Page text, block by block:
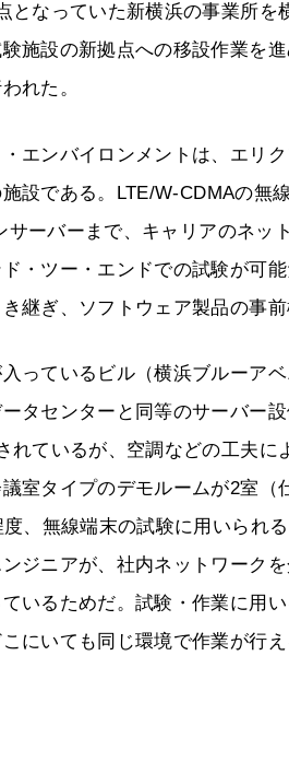
となっていた新横浜の事業所を
施設の新拠点への移設作業を
れた。
エンバイロンメントは、エリ
設である。LTE/W-CDMAの無
ーバーまで、キャリアのネッ
・ツー・エンドでの試験が可
継ぎ、ソフトウェア製品の事
っているビル（横浜ブルーア
タセンターと同等のサーバー
れているが、空調などの工夫に
室タイプのデモルームが2室（
、無線端末の試験に用いられ
ジニアが、社内ネットワーク
いるためだ。試験・作業に用
にいても同じ環境で作業が行え